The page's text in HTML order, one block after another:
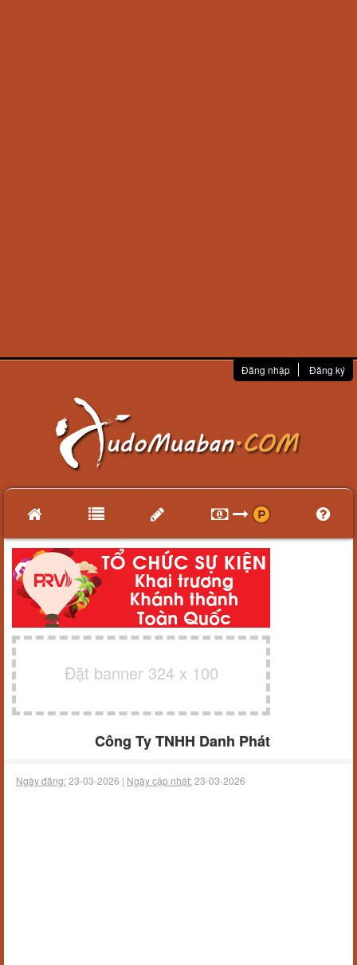
Đăng nhập Đăng ký
Đặt banner 324 x 100
Công Ty TNHH Danh Phát
Ngày đăng:23-03-2026 | Ngày cập nhật:23-03-2026